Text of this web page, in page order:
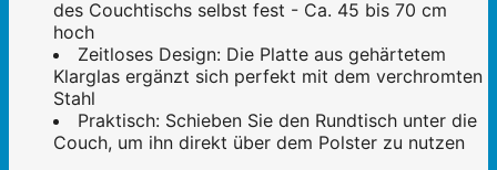
des Couchtischs selbst fest - Ca. 45 bis 70 cm
hoch
Zeitloses Design: Die Platte aus gehärtetem
Klarglas ergänzt sich perfekt mit dem verchromten
Stahl
Praktisch: Schieben Sie den Rundtisch unter die
Couch, um ihn direkt über dem Polster zu nutzen